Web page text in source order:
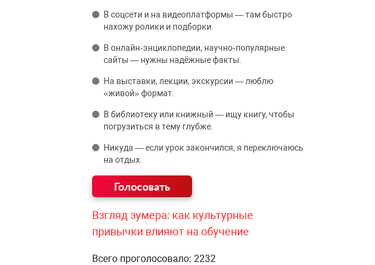
В соцсети и на видеоплатформы — там быстро
нахожу ролики и подборки.
В онлайн‑энциклопедии, научно‑популярные
сайты — нужны надёжные факты.
На выставки, лекции, экскурсии — люблю
«живой» формат.
В библиотеку или книжный — ищу книгу, чтобы
погрузиться в тему глубже.
Никуда — если урок закончился, я переключаюсь
на отдых.
Взгляд зумера: как культурные
привычки влияют на обучение
Всего проголосовало: 2232